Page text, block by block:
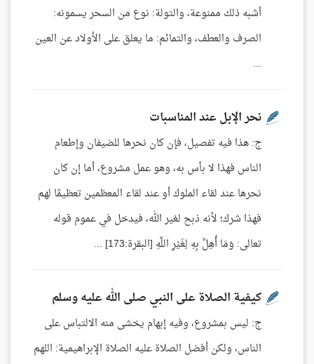
أشبه ذلك ممنوعة، والتولة: نوع من السحر يسمونه:
الصرف والعطف، والتمائم: ما يعلق على الأولاد عن العين
...
نحر الإبل عند المناسبات
ج: هذا فيه تفصيل، فإن كان نحرها للضيفان وإطعام
الناس فهذا لا بأس به، وهو عمل مشروع، أما إن كان
نحرها عند لقاء الملوك أو عند لقاء المعظمين تعظيمًا لهم
فهذا شرك؛ لأنه ذبح لغير الله، فيدخل في عموم قوله
تعالى: وَمَا أُهِلَّ بِهِ لِغَيْرِ اللَّهِ [البقرة:173] ...
كيفية الصلاة على النبي صلى الله عليه وسلم
ج: ليس بمشروع، وفيه إبهام يخشى منه الالتباس على
الناس، ولكن أفضل الصلاة عليه الصلاة الإبراهيمية: اللهم